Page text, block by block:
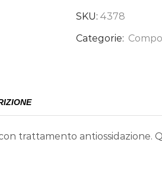
SKU: 4378
Categorie:
trattamento antiossidazione.